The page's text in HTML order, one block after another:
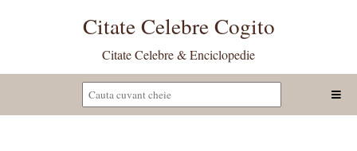
Citate Celebre Cogito
Citate Celebre & Enciclopedie